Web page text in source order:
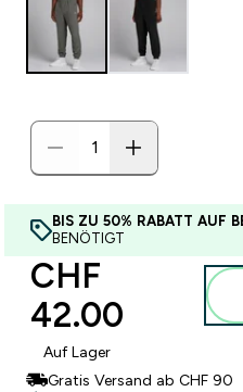
BIS ZU 50% RABATT AUF
BENÖTIGT
CHF
42.00‎
Auf Lager
Gratis Versand ab CHF 90